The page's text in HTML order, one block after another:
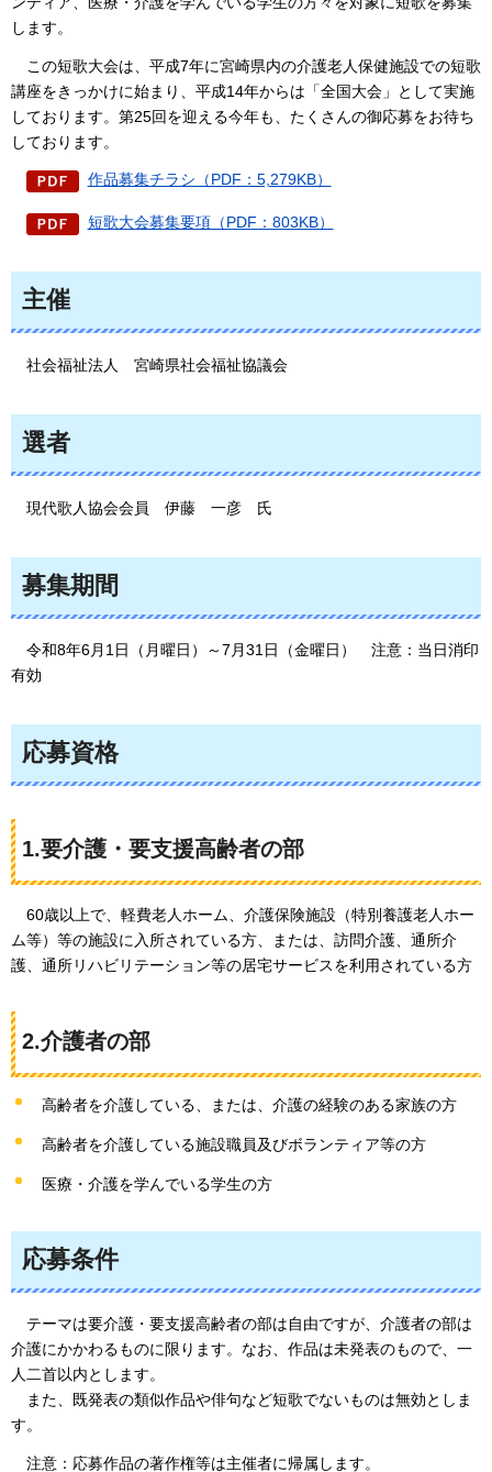
します。
この短歌大会は、平成7年に宮崎県内の介護老人保健施設での短歌
講座をきっかけに始まり、平成14年からは「全国大会」として実施
しております。第25回を迎える今年も、たくさんの御応募をお待ち
しております。
作品募集チラシ（PDF：5,279KB）
短歌大会募集要項（PDF：803KB）
主催
社会福祉法人 宮崎県社会福祉協議会
選者
現代歌人協会会員 伊藤 一彦 氏
募集期間
令和8年6月1日（月曜日）～7月31日（金曜日） 注意 ：当日消印
有効
応募資格
1.要介護・要支援高齢者の部
60歳以上で、軽費老人ホーム、介護保険施設（特別養護老人ホー
ム等）等の施設に入所されている方、または、訪問介護、通所介
護、通所リハビリテーション等の居宅サービスを利用されている方
2.介護者の部
高齢者を介護している、または、介護の経験のある家族の方
高齢者を介護している施設職員及びボランティア等の方
医療・介護を学んでいる学生の方
応募条件
テーマは要介護・要支援高齢者の部は自由ですが、介護者の部は
介護にかかわるものに限ります。なお、作品は未発表のもので、一
人二首以内とします。
ま た、既発表の類似作品や俳句など短歌でないものは無効としま
す。
注意 ：応募作品の著作権等は主催者に帰属します。